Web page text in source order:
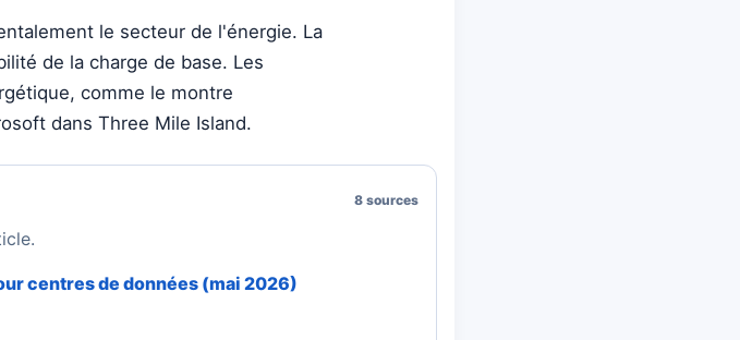
le secteur de l'énergie. La
de la charge de base. Les
comme le montre
dans Three Mile Island.
8 sources
centres de données (mai 2026)